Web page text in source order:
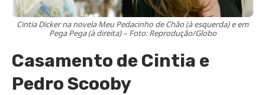
Cintia Dicker na novela Meu Pedacinho de Chão (à esquerda) e em
Pega Pega (à direita) – Foto: Reprodução/Globo
Casamento de Cintia e
Pedro Scooby